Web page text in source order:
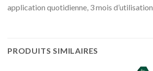
*Test
volume
application quotidienne, 3 mois d’utilisation.
PRODUITS SIMILAIRES